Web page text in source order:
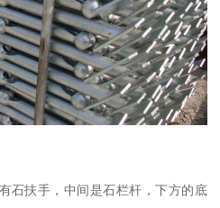
石扶手，中间是石栏杆，下方的底